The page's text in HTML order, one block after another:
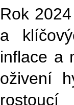
Rok
a
inflace a
oživení